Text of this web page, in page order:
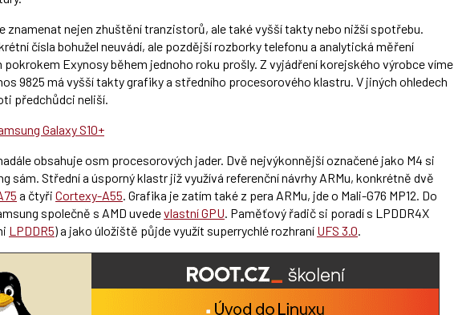
znamenat nejen zhuštění tranzistorů, ale také vyšší takty nebo nižší spotřebu.
čísla bohužel neuvádí, ale pozdější rozborky telefonu a analytická měření
pokrokem Exynosy během jednoho roku prošly. Z vyjádření korejského výrobce víme
9825 má vyšší takty grafiky a středního procesorového klastru. V jiných ohledech
předchůdci neliší.
Galaxy S10+
obsahuje osm procesorových jader. Dvě nejvýkonnější označené jako M4 si
sám. Střední a úsporný klastr již využívá referenční návrhy ARMu, konkrétně dvě
a čtyři Cortexy-A55. Grafika je zatím také z pera ARMu, jde o Mali-G76 MP12. Do
společně s AMD uvedevlastní GPU. Paměťový řadič si poradí s LPDDR4X
LPDDR5) a jako úložiště půjde využít superrychlé rozhraní UFS 3.0.